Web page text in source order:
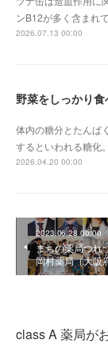
ンB12が多く含まれ
2026.07.13 00:00
体内の糖分とたんぱ
するといわれる糖化
2026.04.20 00:00
2023.06.28 00:00
まちの薬局つ
岡村薬局（大阪
class A 薬局が